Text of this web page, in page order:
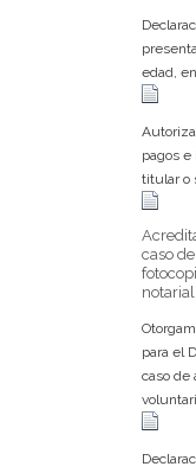
edad,
pagos e
titular o
caso
notarial
para el
caso de